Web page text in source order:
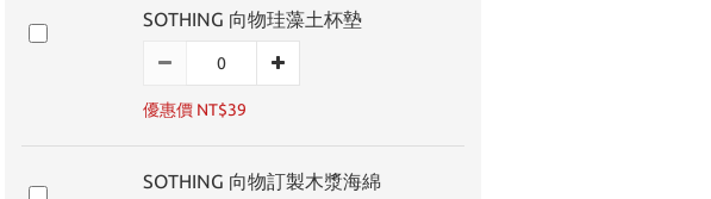
SOTHING 向物珪藻土杯墊
優惠價 NT$39
SOTHING 向物訂製木漿海綿